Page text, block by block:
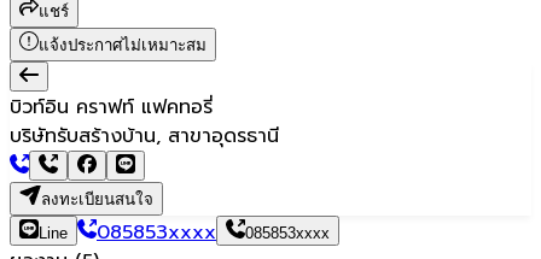
แชร์
แจ้งประกาศไม่เหมาะสม
บิวท์อิน คราฟท์ แฟคทอรี่
บริษัทรับสร้างบ้าน, สาขาอุดรธานี
ลงทะเบียนสนใจ
Line
085853xxxx 085853xxxx